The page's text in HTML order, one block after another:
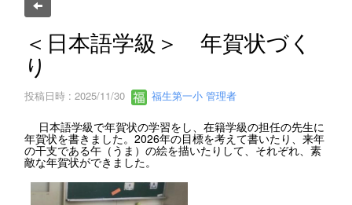
＜日本語学級＞ 年賀状づく
り
投稿日時 : 2025/11/30 福生第一小 管理者
日本語学級で年賀状の学習をし、在籍学級の担任の先生に
年賀状を書きました。2026年の目標を考えて書いたり、来年
の干支である午（うま）の絵を描いたりして、それぞれ、素
敵な年賀状ができました。